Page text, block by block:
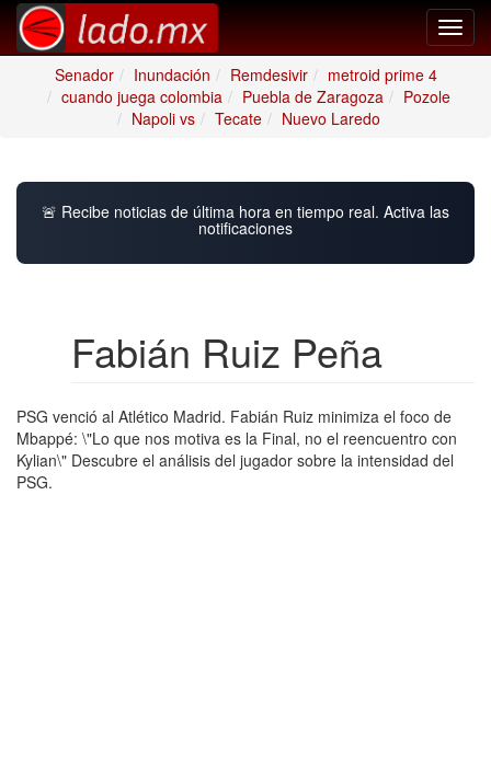
Senador
Inundación Remdesivir
metroid prime 4
cuando juega colombia
Puebla de Zaragoza
Pozole
Napoli vs
Tecate Nuevo Laredo
🚨 Recibe noticias de última hora en tiempo real. Activa las
notificaciones
Fabián Ruiz Peña
PSG venció al Atlético Madrid. Fabián Ruiz minimiza el foco de
Mbappé: \"Lo que nos motiva es la Final, no el reencuentro con
Kylian\" Descubre el análisis del jugador sobre la intensidad del
PSG.